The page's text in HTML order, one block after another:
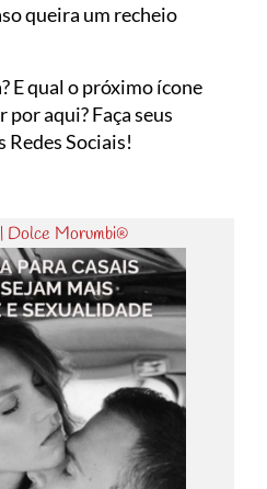
queira um recheio
E qual o próximo ícone
aqui? Faça seus
Redes Sociais!
Dolce Morumbi®